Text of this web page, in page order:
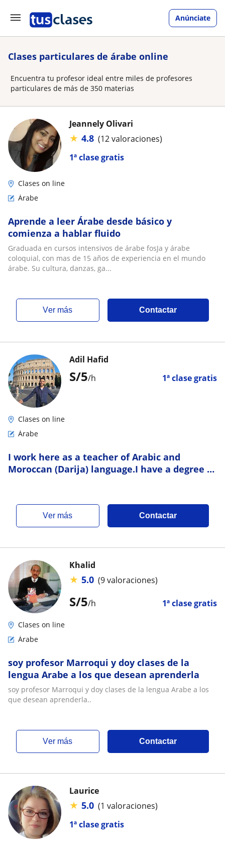
Anúnciate
Clases particulares de árabe online
Encuentra tu profesor ideal entre miles de profesores
particulares de más de 350 materias
1ª clase gratis
Jeannely Olivari
★ 4.8 (12 valoraciones)
Clases on line
Árabe
Aprende a leer Árabe desde básico y
comienza a hablar fluido
Graduada en cursos intensivos de árabe fosJa y árabe
coloquial, con mas de 15 años de experiencia en el mundo
árabe. Su cultura, danzas, ga...
ver más Contactar
S/5/h 1ª clase gratis
Adil Hafid
Clases on line
Árabe
I work here as a teacher of Arabic and
Moroccan (Darija) language.I have a degree in
ver más Contactar
S/5/h 1ª clase gratis
Khalid
★ 5.0 (9 valoraciones)
Clases on line
Árabe
soy profesor Marroqui y doy clases de la
lengua Arabe a los que desean aprenderla
soy profesor Marroqui y doy clases de la lengua Arabe a los
que desean aprenderla..
ver más Contactar
1ª clase gratis
Laurice
★ 5.0 (1 valoraciones)